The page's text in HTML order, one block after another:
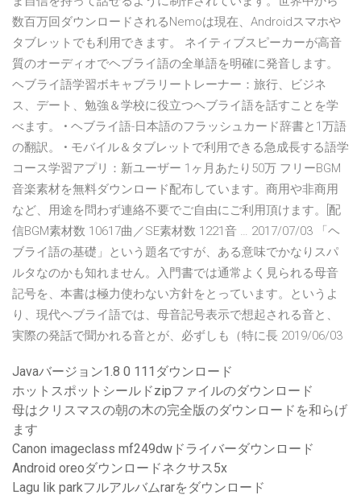
数百万回ダウンロードされるNemoは現在、Androidスマホや
タブレットでも利用できます。 ネイティブスピーカーが高音
質のオーディオでヘブライ語の全単語を明確に発音します。
ヘブライ語学習ボキャブラリートレーナー：旅行、ビジネ
ス、デート、勉強＆学校に役立つヘブライ語を話すことを学
べます。 • ヘブライ語-日本語のフラッシュカード辞書と1万語
の翻訳。 • モバイル＆タブレットで利用できる急成長する語学
コース学習アプリ：新ユーザー 1ヶ月あたり50万 フリーBGM
音楽素材を無料ダウンロード配布しています。商用や非商用
など、用途を問わず連絡不要でご自由にご利用頂けます。[配
信BGM素材数 10617曲／SE素材数 1221音 … 2017/07/03 「ヘ
ブライ語の基礎」という題名ですが、ある意味でかなりスパ
ルタなのかも知れません。入門書では通常よく見られる母音
記号を、本書は極力使わない方針をとっています。というよ
り、現代ヘブライ語では、母音記号表示で想起される音と、
実際の発話で聞かれる音とが、必ずしも（特に長 2019/06/03
Javaバージョン1.8 0 111ダウンロード
ホットスポットシールドzipファイルのダウンロード
母はクリスマスの朝の木の完全版のダウンロードを和らげ
ます
Canon imageclass mf249dwドライバーダウンロード
Android oreoダウンロードネクサス5x
Lagu lik parkフルアルバムrarをダウンロード